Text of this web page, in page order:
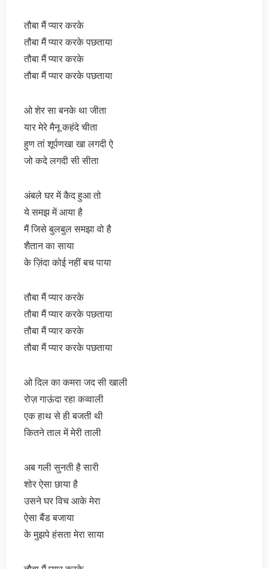
तौबा मैं प्यार करके
तौबा मैं प्यार करके पछताया
तौबा मैं प्यार करके
तौबा मैं प्यार करके पछताया
ओ शेर सा बनके था जीता
यार मेरे मैनू कहंदे चीता
हुण तां शूर्पणखा खा लगदी ऐ
जो कदे लगदी सी सीता
अंबले घर में कैद हुआ तो
ये समझ में आया है
मैं जिसे बुलबुल समझा वो है
शैतान का साया
के ज़िंदा कोई नहीं बच पाया
तौबा मैं प्यार करके
तौबा मैं प्यार करके पछताया
तौबा मैं प्यार करके
तौबा मैं प्यार करके पछताया
ओ दिल का कमरा जद सी खाली
रोज़ गाऊंदा रहा कव्वाली
एक हाथ से ही बजती थी
कितने ताल में मेरी ताली
अब गली सुनती है सारी
शोर ऐसा छाया है
उसने घर विच आके मेरा
ऐसा बैंड बजाया
के मुझपे हंसता मेरा साया